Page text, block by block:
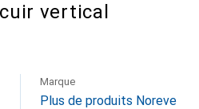
vertical
Marque
Plus de produits Noreve